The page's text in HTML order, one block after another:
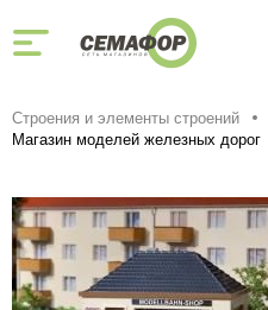
Строения и элементы строений
Магазин моделей железных дорог